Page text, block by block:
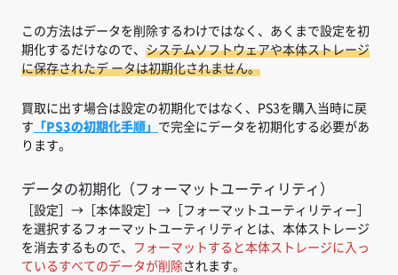
この方法はデータを削除するわけではなく、あくまで設定を初
期化するだけなので、 システムソフトウェアや本体ストレージ
に保存されたデ ータは初期化されません。
買取に出す場合は設定の初期化ではなく、PS3を購入当時に戻
す 「PS3の初期化手順」 で完全にデータを初期化する必要があ
ります。
データの初期化（フォーマットユーティリティ）
［設定］→［本体設定］→［フォーマットユーティリティー］
を選択するフォーマットユーティリティとは、本体ストレージ
を消去するもので、 フォーマットすると本体ストレージに入っ
ているすべてのデータが削除されます。